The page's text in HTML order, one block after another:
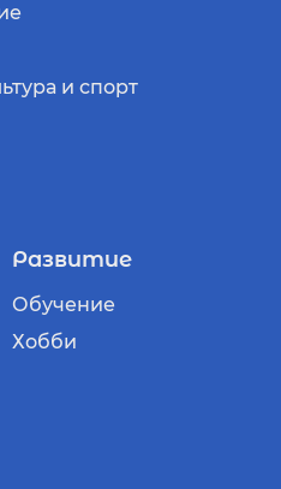
и спорт
Развитие
Обучение
Хобби